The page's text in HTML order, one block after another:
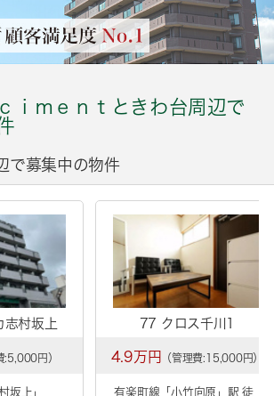
ｉｍｅｎｔときわ台周辺で
で募集中の物件
志村坂上
:5,000円）
坂上 」
77 クロス千川1
4.9万円 （管理費:15,000円）
有楽町線「小竹向原 」駅 徒